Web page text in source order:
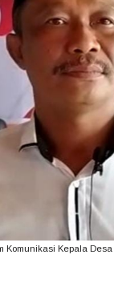
Komunikasi Kepala Desa